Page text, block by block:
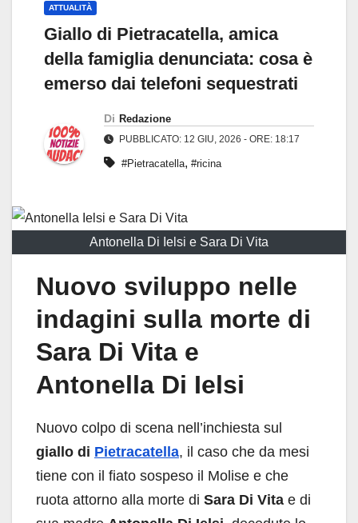
ATTUALITÀ
Giallo di Pietracatella, amica
della famiglia denunciata: cosa è
emerso dai telefoni sequestrati
Di Redazione
PUBBLICATO: 12 GIU, 2026 - ORE: 18:17
#Pietracatella, #ricina
Antonella Di Ielsi e Sara Di Vita
Nuovo sviluppo nelle
indagini sulla morte di
Sara Di Vita e
Antonella Di Ielsi
Nuovo colpo di scena nell’inchiesta sul
giallo di Pietracatella, il caso che da mesi
tiene con il fiato sospeso il Molise e che
ruota attorno alla morte di Sara Di Vita e di